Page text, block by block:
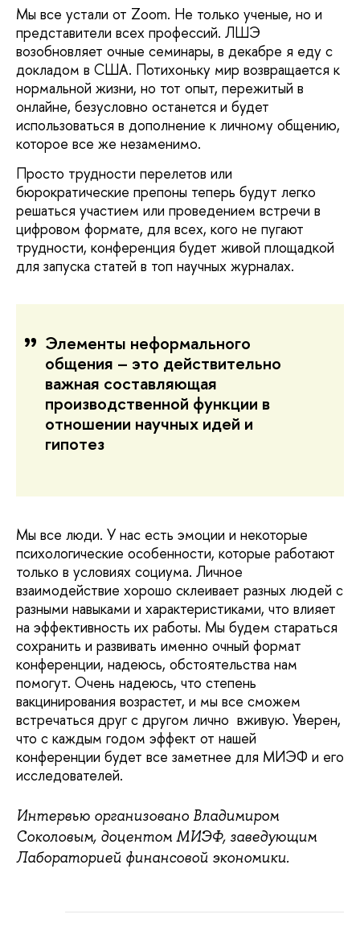
Мы все устали от Zoom. Не только ученые, но и
представители всех профессий. ЛШЭ
возобновляет очные семинары, в декабре я еду с
докладом в США. Потихоньку мир возвращается к
нормальной жизни, но тот опыт, пережитый в
онлайне, безусловно останется и будет
использоваться в дополнение к личному общению,
которое все же незаменимо.
Просто трудности перелетов или
бюрократические препоны теперь будут легко
решаться участием или проведением встречи в
цифровом формате, для всех, кого не пугают
трудности, конференция будет живой площадкой
для запуска статей в топ научных журналах.
Элементы неформального
общения – это действительно
важная составляющая
производственной функции в
отношении научных идей и
гипотез
Мы все люди. У нас есть эмоции и некоторые
психологические особенности, которые работают
только в условиях социума. Личное
взаимодействие хорошо склеивает разных людей с
разными навыками и характеристиками, что влияет
на эффективность их работы. Мы будем стараться
сохранить и развивать именно очный формат
конференции, надеюсь, обстоятельства нам
помогут. Очень надеюсь, что степень
вакцинирования возрастет, и мы все сможем
встречаться друг с другом лично вживую. Уверен,
что с каждым годом эффект от нашей
конференции будет все заметнее для МИЭФ и его
исследователей.
Интервью организовано Владимиром
Соколовым, доцентом МИЭФ, заведующим
Лабораторией финансовой экономики.